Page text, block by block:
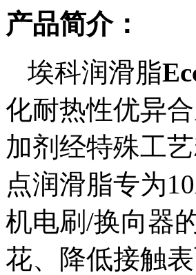
产品简介：
埃科润滑脂
化耐热性优异
加剂经特殊工
点润滑脂专为
机电刷 /换向器
花、降低接触